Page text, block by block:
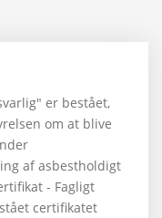
er bestået,
om at blive
af asbestholdigt
- Fagligt
certifikatet